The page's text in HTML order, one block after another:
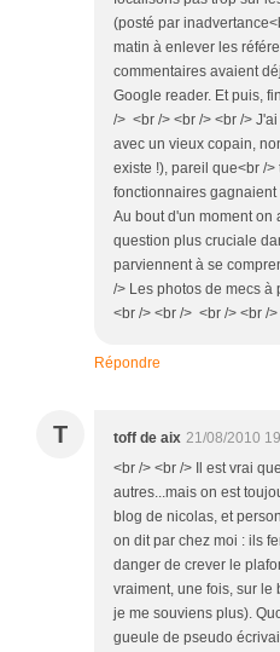
(posté par
matin à enlever les
commentaires avaient
Google reader. Et puis,
/> <br /> <br /> <br />
avec un vieux copain,
existe !), pareil que<br /
fonctionnaires
Au bout d'un moment on
question plus cruciale
parviennent à se
/> Les photos de mecs à
<br /> <br /> <br /> <br /
Répondre
T toff de aix 21/08/2010
<br /> <br /> Il est vrai
autres...mais on est
blog de nicolas, et
on dit par chez moi : ils
danger de crever le
vraiment, une fois, sur le
je me souviens plus).
gueule de pseudo